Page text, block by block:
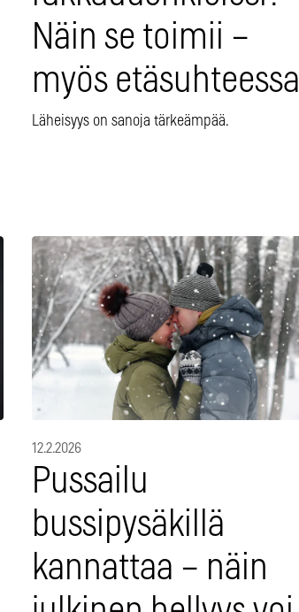
Näin se toimii –
myös etäsuhteessa
Läheisyys on sanoja tärkeämpää.
12.2.2026
Pussailu
bussipysäkillä
kannattaa – näin